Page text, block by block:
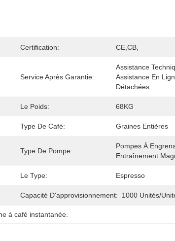
Certification: CE,CB,
Service Après Garantie:
Assistance
Assistance En
Détachées
Le Poids: 68KG
Type De Café: Graines Entières
Type De Pompe:
Pompes À
Entraînement
Le Type: Espresso
Capacité D'approvisionnement: 1000 Unités/
à café instantanée.